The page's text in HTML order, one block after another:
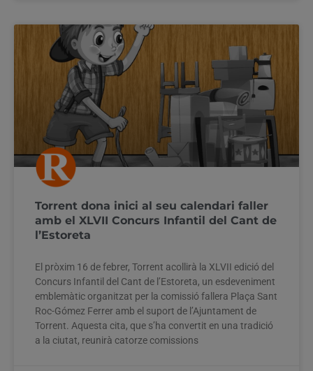
Torrent dona inici al seu calendari faller
amb el XLVII Concurs Infantil del Cant de
l’Estoreta
El pròxim 16 de febrer, Torrent acollirà la XLVII edició del
Concurs Infantil del Cant de l’Estoreta, un esdeveniment
emblemàtic organitzat per la comissió fallera Plaça Sant
Roc-Gómez Ferrer amb el suport de l’Ajuntament de
Torrent. Aquesta cita, que s’ha convertit en una tradició
a la ciutat, reunirà catorze comissions